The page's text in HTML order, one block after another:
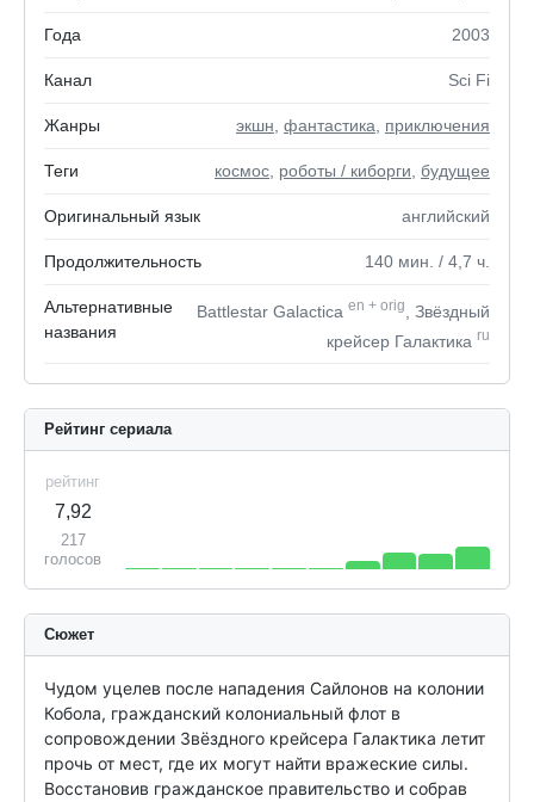
Года 2003
Канал Sci Fi
Жанры экшн фантастика приключения
Теги космос роботы / киборги будущее
Оригинальный язык английский
Продолжительность 140 мин. / 4,7 ч.
Альтернативные
названия
Battlestar Galactica en + orig
, Звёздный
крейсер Галактика ru
Рейтинг сериала
рейтинг
7,92
217
голосов
Сюжет
Чудом уцелев после нападения Сайлонов на колонии
Кобола, гражданский колониальный флот в
сопровождении Звёздного крейсера Галактика летит
прочь от мест, где их могут найти вражеские силы.
Восстановив гражданское правительство и собрав